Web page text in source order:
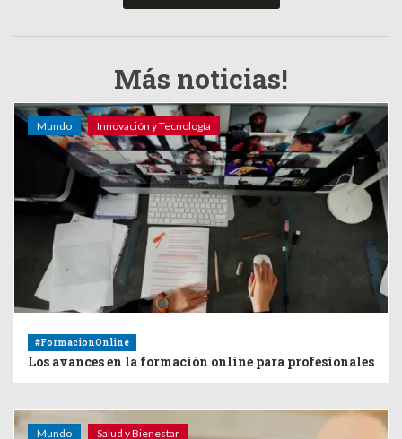
Más noticias!
Mundo Innovación y Tecnología
#FormacionOnline
Los avances en la formación online para profesionales
Mundo Salud y Bienestar